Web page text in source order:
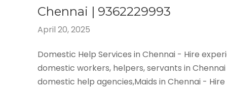
Chennai | 9362229993
April 20, 2025
Domestic Help Services in Chennai - Hire
domestic workers, helpers, servants in
domestic help agencies,Maids in Chennai - Hire